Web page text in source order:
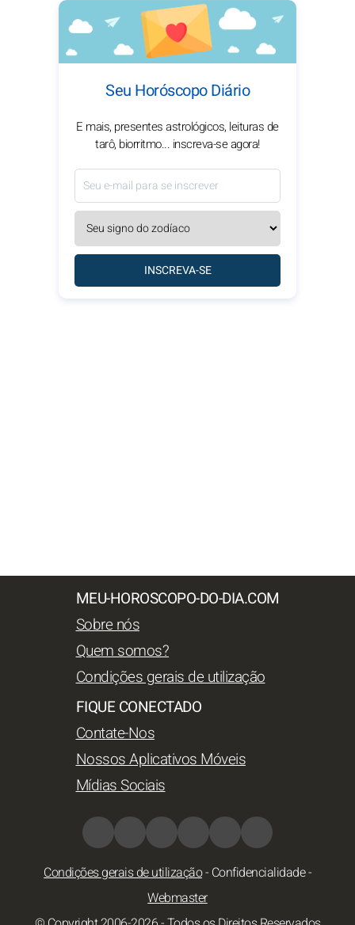
Seu Horóscopo Diário
E mais, presentes astrológicos, leituras de
tarô, biorritmo... inscreva-se agora!
INSCREVA-SE
MEU-HOROSCOPO-DO-DIA.COM
Sobre nós
Quem somos?
Condições gerais de utilização
FIQUE CONECTADO
Contate-Nos
Nossos Aplicativos Móveis
Mídias Sociais
Condições gerais de utilização- Confidencialidade-
Webmaster